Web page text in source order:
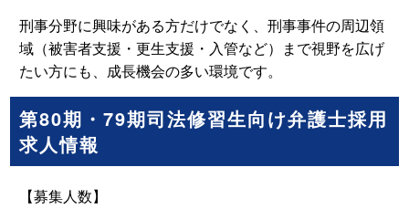
刑事分野に興味がある方だけでなく、刑事事件の周辺領
域（被害者支援・更生支援・入管など）まで視野を広げ
たい方にも、成長機会の多い環境です。
第80期・79期司法修習生向け弁護士採用
求人情報
【募集人数】